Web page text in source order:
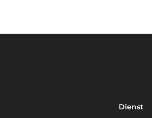
Dienst